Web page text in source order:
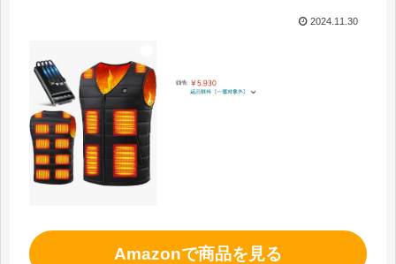
2024.11.30
Amazonで商品を見る